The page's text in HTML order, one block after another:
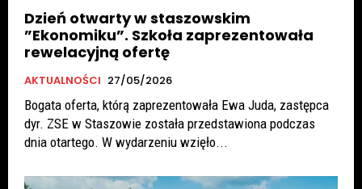
Dzień otwarty w staszowskim
”Ekonomiku”. Szkoła zaprezentowała
rewelacyjną ofertę
AKTUALNOŚCI 27/05/2026
Bogata oferta, którą zaprezentowała Ewa Juda, zastępca
dyr. ZSE w Staszowie została przedstawiona podczas
dnia otartego. W wydarzeniu wzięło...